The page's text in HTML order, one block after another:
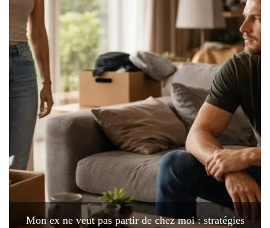
Mon ex ne veut pas partir de chez moi : stratégies